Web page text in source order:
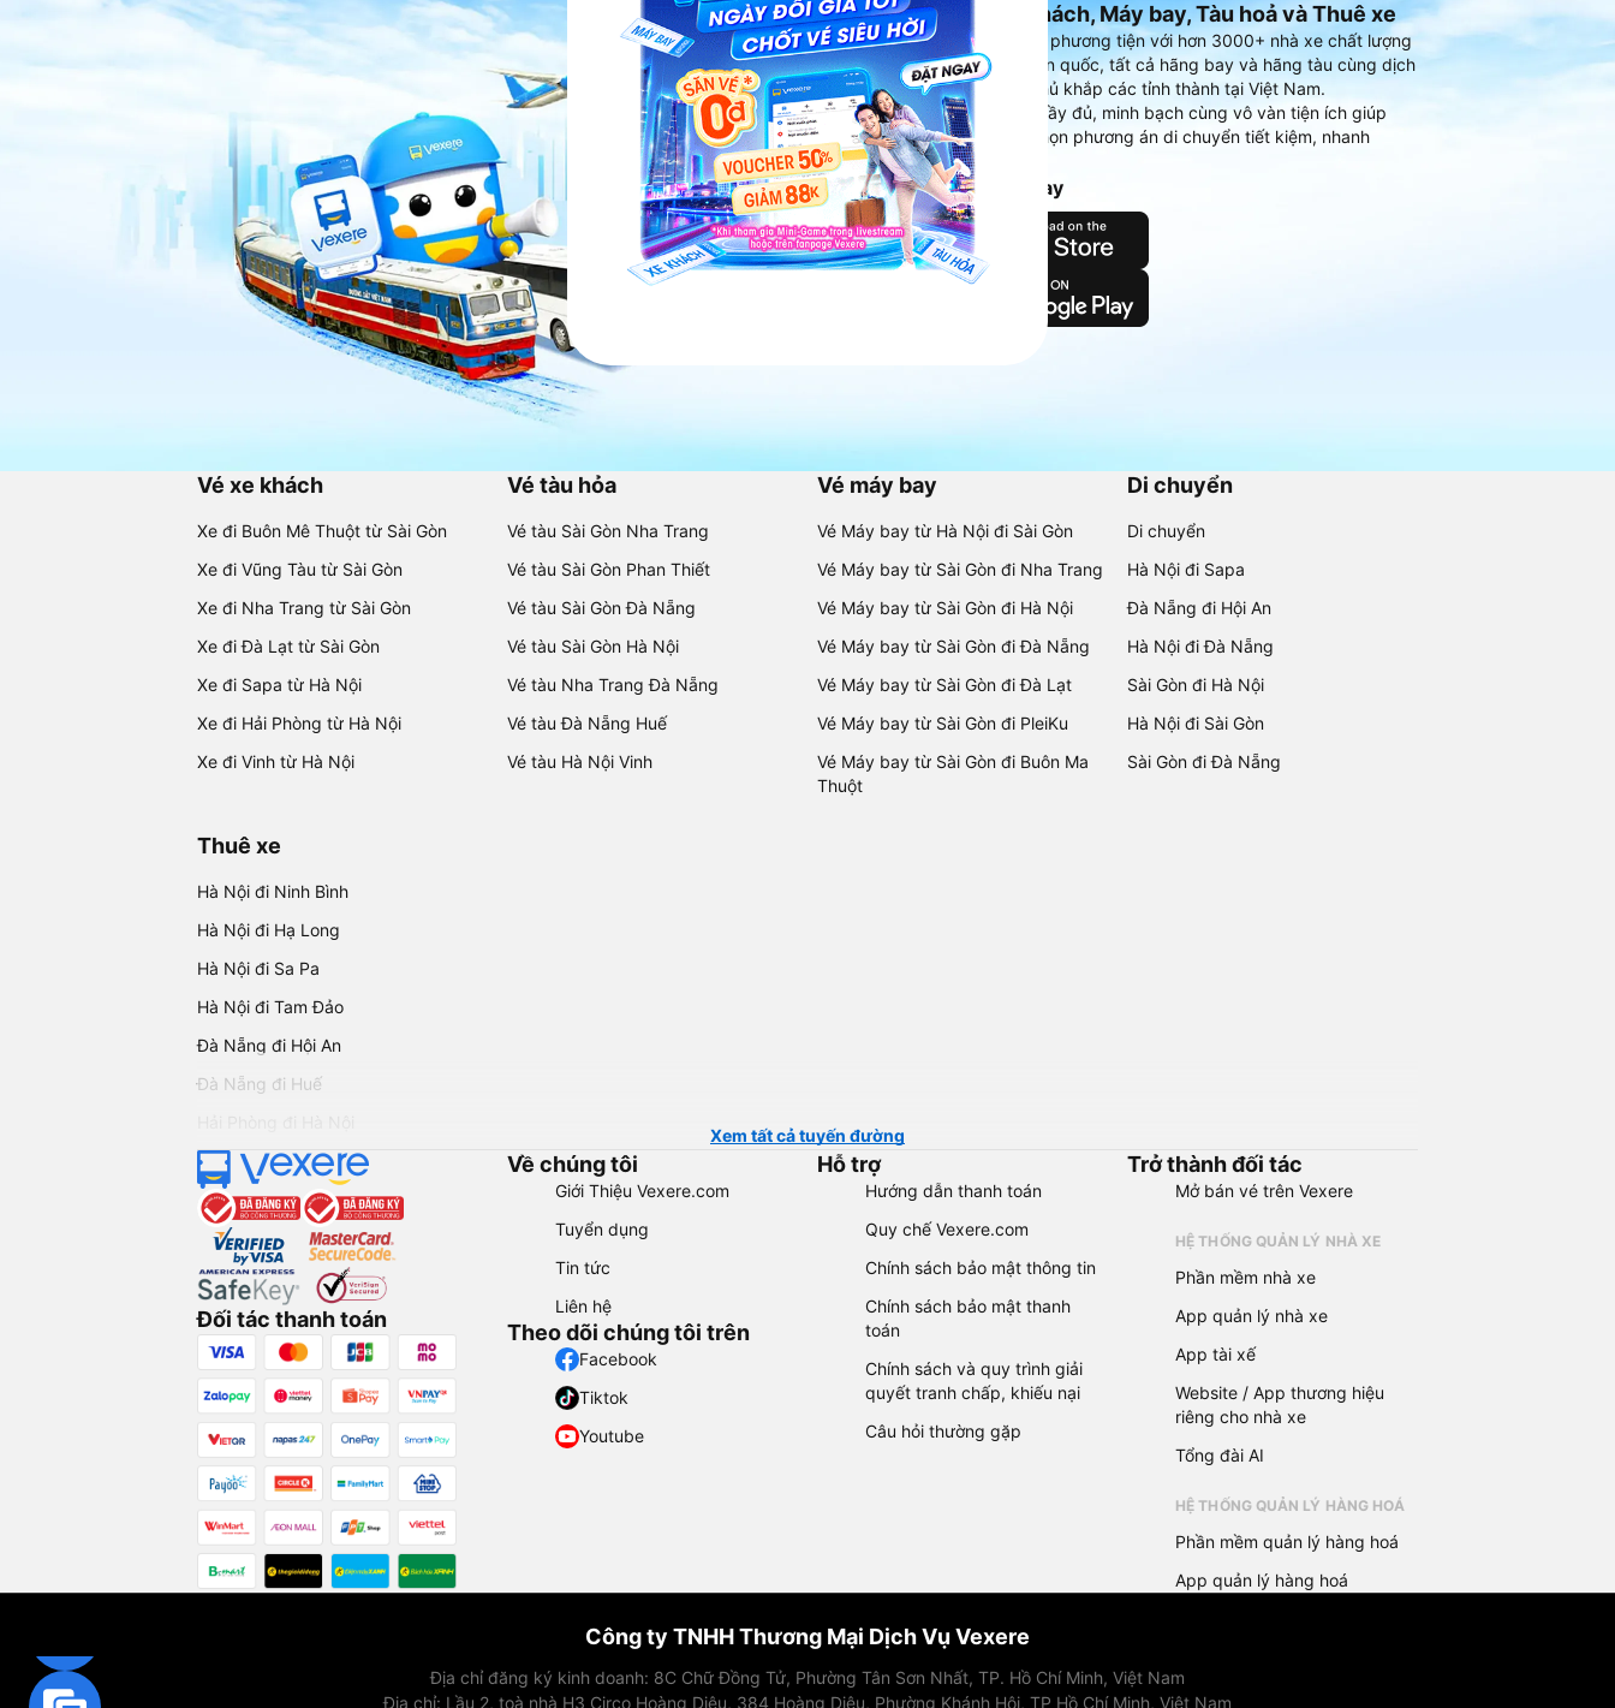
Ứng dụng đặt vé Xe khách, Máy bay, Tàu hoả và Thuê xe
Vexere - ứng dụng đặt vé đa phương tiện với hơn 3000+ nhà xe chất lượng
cao, 5000+ tuyến đường toàn quốc, tất cả hãng bay và hãng tàu cùng dịch
vụ thuê xe máy, xe du lịch phủ khắp các tỉnh thành tại Việt Nam.
Ứng dụng hiển thị thông tin đầy đủ, minh bạch cùng vô vàn tiện ích giúp
người dùng so sánh và lựa chọn phương án di chuyển tiết kiệm, nhanh
chóng và phù hợp nhất.
Tải ứng dụng Vexere ngay
Vé xe khách
Xe đi Buôn Mê Thuột từ Sài Gòn
Xe đi Vũng Tàu từ Sài Gòn
Xe đi Nha Trang từ Sài Gòn
Xe đi Đà Lạt từ Sài Gòn
Xe đi Sapa từ Hà Nội
Xe đi Hải Phòng từ Hà Nội
Xe đi Vinh từ Hà Nội
Vé tàu hỏa
Vé tàu Sài Gòn Nha Trang
Vé tàu Sài Gòn Phan Thiết
Vé tàu Sài Gòn Đà Nẵng
Vé tàu Sài Gòn Hà Nội
Vé tàu Nha Trang Đà Nẵng
Vé tàu Đà Nẵng Huế
Vé tàu Hà Nội Vinh
Vé máy bay
Vé Máy bay từ Hà Nội đi Sài Gòn
Vé Máy bay từ Sài Gòn đi Nha Trang
Vé Máy bay từ Sài Gòn đi Hà Nội
Vé Máy bay từ Sài Gòn đi Đà Nẵng
Vé Máy bay từ Sài Gòn đi Đà Lạt
Vé Máy bay từ Sài Gòn đi PleiKu
Vé Máy bay từ Sài Gòn đi Buôn Ma
Thuột
Di chuyển
Di chuyển
Hà Nội đi Sapa
Đà Nẵng đi Hội An
Hà Nội đi Đà Nẵng
Sài Gòn đi Hà Nội
Hà Nội đi Sài Gòn
Sài Gòn đi Đà Nẵng
Thuê xe
Hà Nội đi Ninh Bình
Hà Nội đi Hạ Long
Hà Nội đi Sa Pa
Hà Nội đi Tam Đảo
Đà Nẵng đi Hội An
Đà Nẵng đi Huế
Xem tất cả tuyến đường
Đối tác thanh toán
Về chúng tôi
Giới Thiệu Vexere.com
Tuyển dụng
Tin tức
Liên hệ
Theo dõi chúng tôi trên
Facebook
Tiktok
Youtube
Hỗ trợ
Hướng dẫn thanh toán
Quy chế Vexere.com
Chính sách bảo mật thông tin
Chính sách bảo mật thanh
toán
Chính sách và quy trình giải
quyết tranh chấp, khiếu nại
Câu hỏi thường gặp
Trở thành đối tác
Mở bán vé trên Vexere
HỆ THỐNG QUẢN LÝ NHÀ XE
Phần mềm nhà xe
App quản lý nhà xe
App tài xế
Website / App thương hiệu
riêng cho nhà xe
Tổng đài AI
HỆ THỐNG QUẢN LÝ HÀNG HOÁ
Phần mềm quản lý hàng hoá
App quản lý hàng hoá
Công ty TNHH Thương Mại Dịch Vụ Vexere
Địa chỉ đăng ký kinh doanh: 8C Chữ Đồng Tử, Phường Tân Sơn Nhất, TP. Hồ Chí Minh, Việt Nam
Địa chỉ: Lầu 2, toà nhà H3 Circo Hoàng Diệu, 384 Hoàng Diệu, Phường Khánh Hội, TP Hồ Chí Minh, Việt Nam